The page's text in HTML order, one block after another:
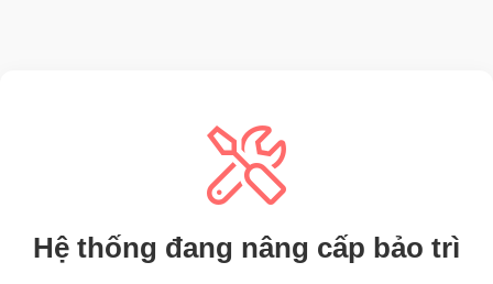
Hệ thống đang nâng cấp bảo trì